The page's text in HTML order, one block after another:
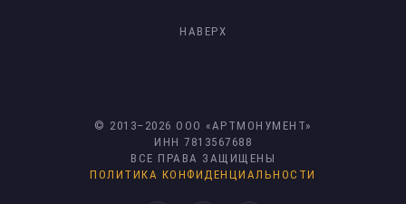
НАВЕРХ
© 2013– 2026 ООО «АРТМОНУМЕНТ»
ИНН 7813567688
ВСЕ ПРАВА ЗАЩИЩЕНЫ
ПОЛИТИКА КОНФИДЕНЦИАЛЬНОСТИ